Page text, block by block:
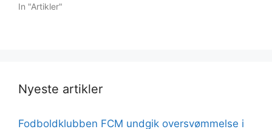
In "Artikler"
Nyeste artikler
Fodboldklubben FCM undgik oversvømmelse i